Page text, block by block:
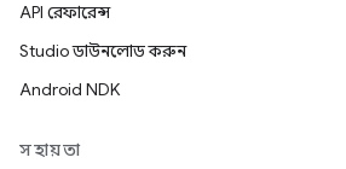
API রেফারেন্স
Studio ডাউনলোড করুন
Android NDK
সহায়তা